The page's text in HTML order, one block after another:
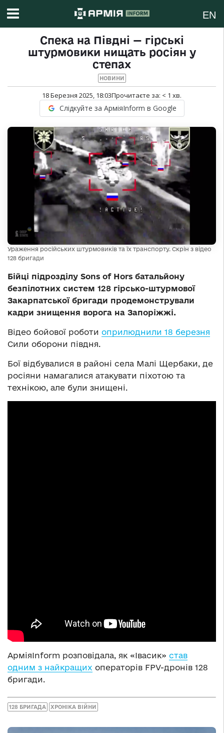
EN
Спека на Півдні — гірські
штурмовики нищать росіян у
степах
НОВИНИ
18 Березня 2025, 18:03Прочитаєте за: < 1 хв.
Слідкуйте за АрміяInform в Google
Ураження російських штурмовиків та їх транспорту. Скрін з відео
128 бригади
Бійці підрозділу Sons of Hors батальйону
безпілотних систем 128 гірсько-штурмової
Закарпатської бригади продемонстрували
кадри знищення ворога на Запоріжжі.
Відео бойової роботи оприлюднили 18 березня
Сили оборони півдня.
Бої відбувалися в районі села Малі Щербаки, де
росіяни намагалися атакувати піхотою та
технікою, але були знищені.
АрміяInform розповідала, як «Івасик» став
одним з найкращих операторів FPV-дронів 128
бригади.
128 БРИГАДА ХРОНІКА ВІЙНИ